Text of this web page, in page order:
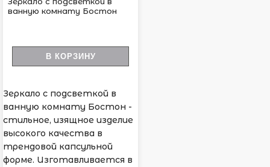
ванную комнату Бостон
В КОРЗИНУ
Зеркало с подсветкой в
ванную комнату Бостон -
стильное, изящное изделие
высокого качества в
трендовой капсульной
форме. Изготавливается в